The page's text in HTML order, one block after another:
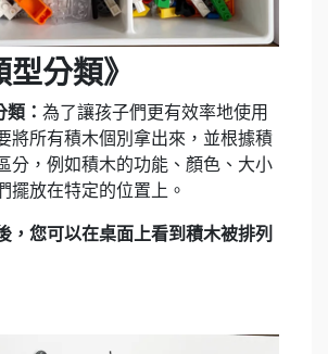
型分類》
： 為了讓孩子們更有效率地使用
將所有積木個別拿出來，並根據積
分，例如積木的功能、顏色、大小
擺放在特定的位置上。
，您可以在桌面上看到積木被排列